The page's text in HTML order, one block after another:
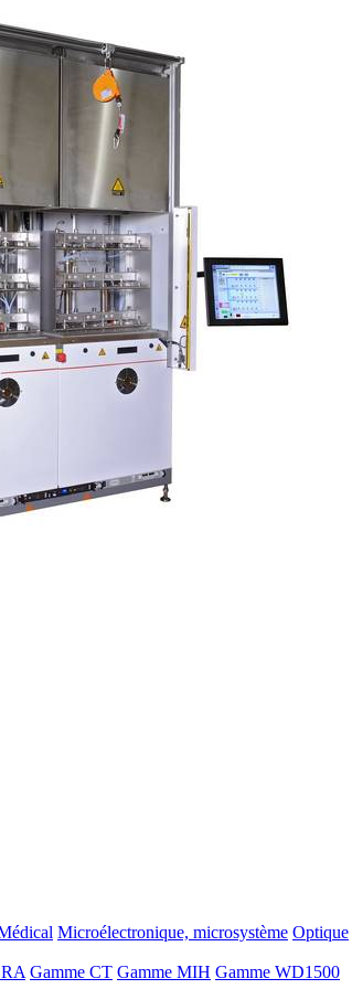
Microélectronique, microsystème Optique
Gamme CT Gamme MIH Gamme WD1500